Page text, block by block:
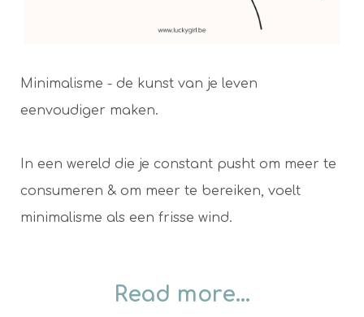
Minimalisme - de kunst van je leven
eenvoudiger maken.
In een wereld die je constant pusht om meer te
consumeren & om meer te bereiken, voelt
minimalisme als een frisse wind.
Read more...